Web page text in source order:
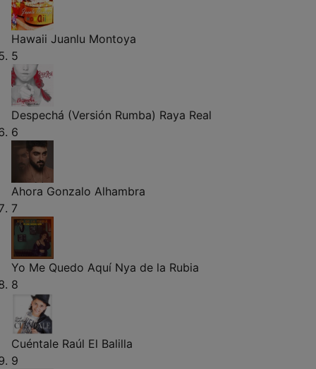
Hawaii Juanlu Montoya
5
Despechá (Versión Rumba) Raya Real
6
Ahora Gonzalo Alhambra
7
Yo Me Quedo Aquí Nya de la Rubia
8
Cuéntale Raúl El Balilla
9